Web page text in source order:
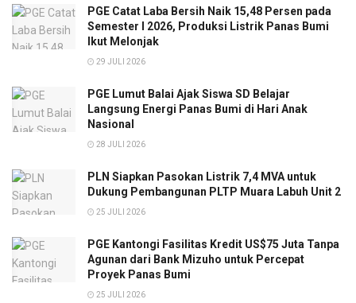
PGE Catat Laba Bersih Naik 15,48 Persen pada
Semester I 2026, Produksi Listrik Panas Bumi
Ikut Melonjak
29 JULI 2026
PGE Lumut Balai Ajak Siswa SD Belajar
Langsung Energi Panas Bumi di Hari Anak
Nasional
28 JULI 2026
PLN Siapkan Pasokan Listrik 7,4 MVA untuk
Dukung Pembangunan PLTP Muara Labuh Unit 2
25 JULI 2026
PGE Kantongi Fasilitas Kredit US$75 Juta Tanpa
Agunan dari Bank Mizuho untuk Percepat
Proyek Panas Bumi
25 JULI 2026